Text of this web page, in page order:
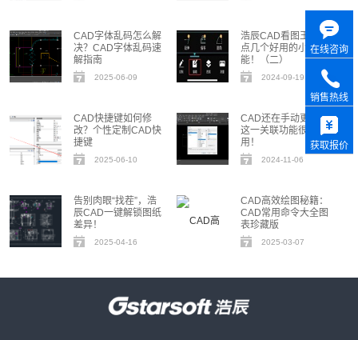
CAD字体乱码怎么解
决？CAD字体乱码速
解指南
2025-06-09
浩辰CAD看图王 | 盘
点几个好用的小功
能！（二）
2024-09-19
CAD快捷键如何修
改？个性定制CAD快
捷键
2025-06-10
CAD还在手动更新？
这一关联功能很好
用！
2024-11-06
告别肉眼“找茬”，浩
辰CAD一键解锁图纸
差异！
2025-04-16
CAD高效绘图秘籍：
CAD常用命令大全图
表珍藏版
2025-03-07
在线咨询
销售热线
获取报价